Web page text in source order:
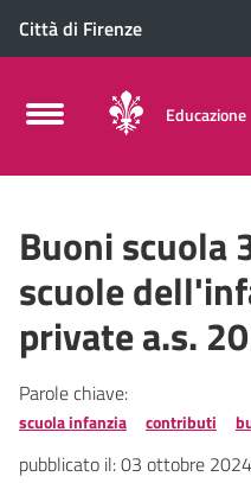
Città di Firenze
Educazione
Buoni scuola
scuole
private a.s.
Parole chiave:
scuola infanzia contributi
pubblicato il:03 ottobre 2024